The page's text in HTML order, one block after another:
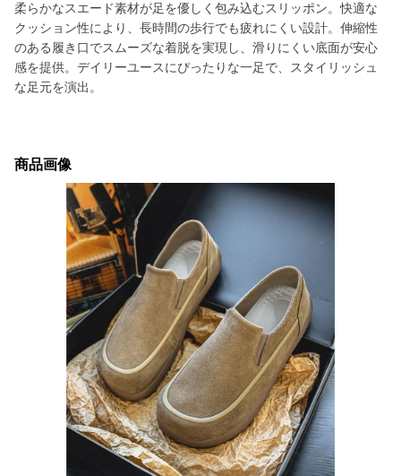
柔らかなスエード素材が足を優しく包み込むスリッポン。快適な
クッション性により、長時間の歩行でも疲れにくい設計。伸縮性
のある履き口でスムーズな着脱を実現し、滑りにくい底面が安心
感を提供。デイリーユースにぴったりな一足で、スタイリッシュ
な足元を演出。
商品画像